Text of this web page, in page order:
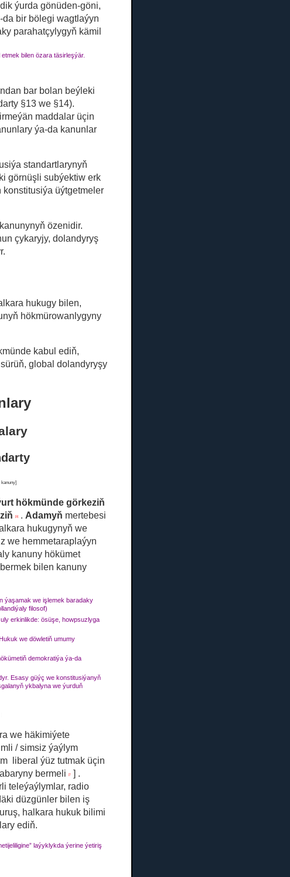
ýurda gönüden-göni,
bir bölegi wagtlaýyn
parahatçylygyň kämil
bilen özara täsirleşýär.
bar bolan beýleki
§13 we §14).
maddalar üçin
ýa-da kanunlar
standartlarynyň
görnüşli subýektiw erk
üýtgetmeler
özenidir.
çykaryjy, dolandyryş
hukugy bilen,
hökmürowanlygyny
kabul ediň,
global dolandyryşy
kanuny]
hökmünde görkeziň
[3]. Adamyň mertebesi
hukugynyň we
we hemmetaraplaýyn
kanuny hökümet
bilen kanuny
ýaşamak we işlemek baradaky
filosof)
erkinlikde: ösüşe, howpsuzlyga
we döwletiň umumy
demokratiýa ýa-da
Esasy güýç we konstitusiýanyň
ykbalyna we ýurduň
we häkimiýete
/ simsiz ýaýlym
liberal ýüz tutmak üçin
bermeli [7] .
teleýaýlymlar, radio
düzgünler bilen iş
halkara hukuk bilimi
ediň.
laýyklykda ýerine ýetiriş